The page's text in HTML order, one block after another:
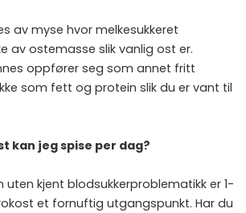
av myse hvor melkesukkeret
av ostemasse slik vanlig ost er.
oppfører seg som annet fritt
som fett og protein slik du er vant til
kan jeg spise per dag?
uten kjent blodsukkerproblematikk er 1-
et fornuftig utgangspunkt. Har du